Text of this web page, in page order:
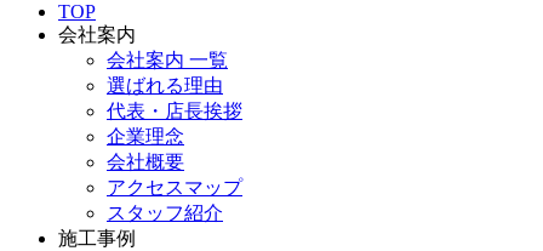
TOP
会社案内
会社案内 一覧
選ばれる理由
代表・店長挨拶
企業理念
会社概要
アクセスマップ
スタッフ紹介
施工事例